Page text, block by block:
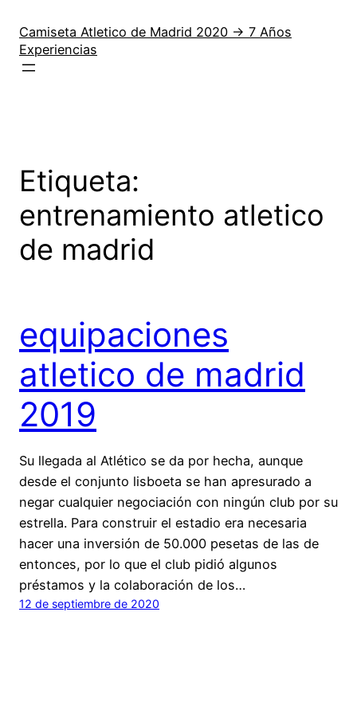
contenido
Camiseta Atletico de Madrid 2020 → 7 Años
Experiencias
Etiqueta:
entrenamiento atletico
de madrid
equipaciones
atletico de madrid
2019
Su llegada al Atlético se da por hecha, aunque
desde el conjunto lisboeta se han apresurado a
negar cualquier negociación con ningún club por su
estrella. Para construir el estadio era necesaria
hacer una inversión de 50.000 pesetas de las de
entonces, por lo que el club pidió algunos
préstamos y la colaboración de los…
12 de septiembre de 2020